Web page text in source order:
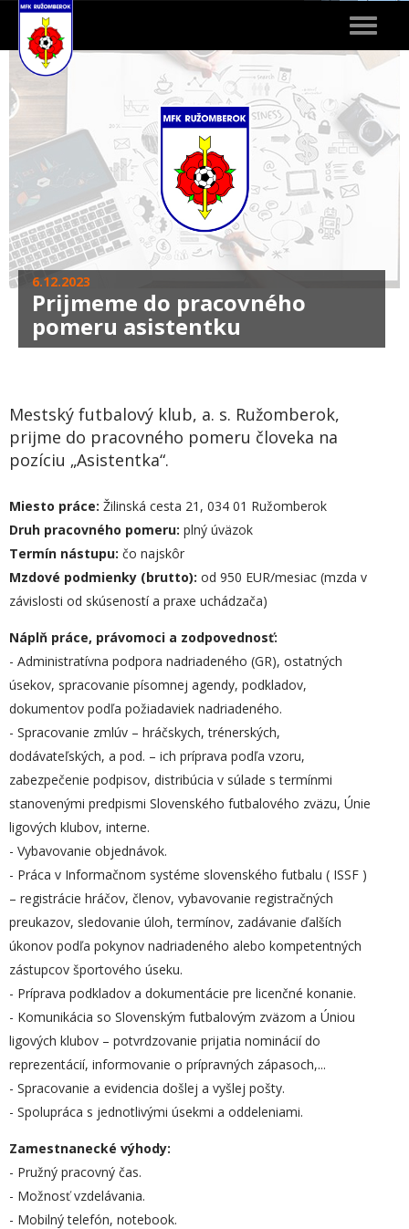
Toggle
6.12.2023
Prijmeme do pracovného
pomeru asistentku
Mestský futbalový klub, a. s. Ružomberok,
prijme do pracovného pomeru človeka na
pozíciu „Asistentka“.
Miesto práce: Žilinská cesta 21, 034 01 Ružomberok
Druh pracovného pomeru: plný úväzok
Termín nástupu: čo najskôr
Mzdové podmienky (brutto): od 950 EUR/mesiac (mzda v
závislosti od skúseností a praxe uchádzača)
Náplň práce, právomoci a zodpovednosť:
- Administratívna podpora nadriadeného (GR), ostatných
úsekov, spracovanie písomnej agendy, podkladov,
dokumentov podľa požiadaviek nadriadeného.
- Spracovanie zmlúv – hráčskych, trénerských,
dodávateľských, a pod. – ich príprava podľa vzoru,
zabezpečenie podpisov, distribúcia v súlade s termínmi
stanovenými predpismi Slovenského futbalového zväzu, Únie
ligových klubov, interne.
- Vybavovanie objednávok.
- Práca v Informačnom systéme slovenského futbalu ( ISSF )
– registrácie hráčov, členov, vybavovanie registračných
preukazov, sledovanie úloh, termínov, zadávanie ďalších
úkonov podľa pokynov nadriadeného alebo kompetentných
zástupcov športového úseku.
- Príprava podkladov a dokumentácie pre licenčné konanie.
- Komunikácia so Slovenským futbalovým zväzom a Úniou
ligových klubov – potvrdzovanie prijatia nominácií do
reprezentácií, informovanie o prípravných zápasoch,...
- Spracovanie a evidencia došlej a vyšlej pošty.
- Spolupráca s jednotlivými úsekmi a oddeleniami.
Zamestnanecké výhody:
- Pružný pracovný čas.
- Možnosť vzdelávania.
- Mobilný telefón, notebook.